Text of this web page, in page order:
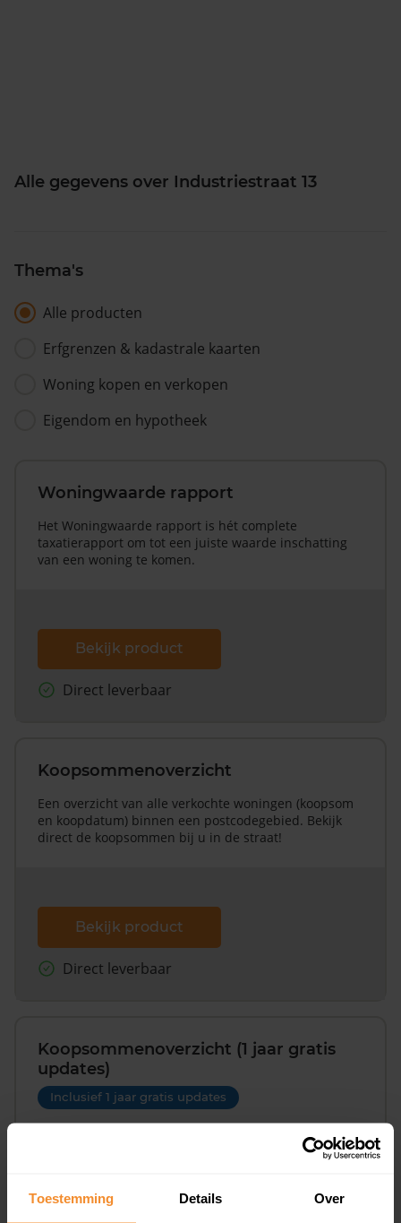
Toestemming Details Over
Alle gegevens over Industriestraat 13
Thema's
Alle producten
Erfgrenzen & kadastrale kaarten
Woning kopen en verkopen
Eigendom en hypotheek
Woningwaarde rapport
Het Woningwaarde rapport is hét complete
taxatierapport om tot een juiste waarde inschatting
van een woning te komen.
Bekijk product
Direct leverbaar
Koopsommenoverzicht
Een overzicht van alle verkochte woningen (koopsom
en koopdatum) binnen een postcodegebied. Bekijk
direct de koopsommen bij u in de straat!
Bekijk product
Direct leverbaar
Koopsommenoverzicht (1 jaar gratis
updates)
Inclusief 1 jaar gratis updates
en koopdatum) binnen een postcodegebied. Dit
inclusief een jaar lang gratis updates van nieuwe